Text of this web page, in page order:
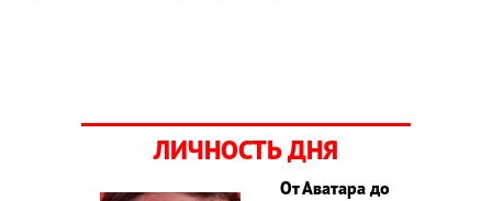
ЛИЧНОСТЬ ДНЯ
От Аватара до